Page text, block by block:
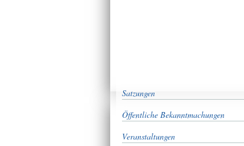
Satzungen
Öffentliche Bekanntmachungen
Veranstaltungen